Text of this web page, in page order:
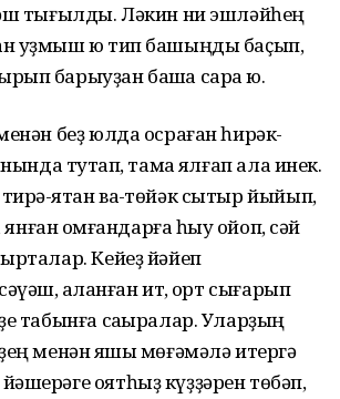
тығылды. Ләкин ни эшләйһең
уҙмыш юҡ тип башыңды баҫып,
барыуҙан башҡа сара юҡ.
беҙ юлда осраған һирәк-
туҡтап, тамаҡ ялғап ала инек.
яҡтан ваҡ-төйәк сытыр йыйып,
янған ҡомғандарға һыу ҡойоп, сәй
Кейеҙ йәйеп
ҡаҡланған ит, ҡорт сығарып
табынға саҡыралар. Уларҙың
менән яҡшы мөғәмәлә итергә
оятһыҙ күҙҙәрен төбәп,